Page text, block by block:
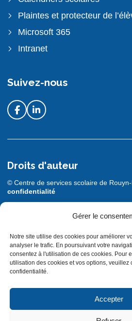
Gérer le
Notre site utilise des cookies pour améliorer
analyser le trafic. En poursuivant votre
consentez à l'utilisation de ces cookies. Pour
utilisation des cookies et vos options, veuillez
confidentialité.
Accepter
Plaintes et protecteur de
Microsoft 365
Intranet
Suivez-nous
Droits d'auteur
© Centre de services scolaire de
confidentialité